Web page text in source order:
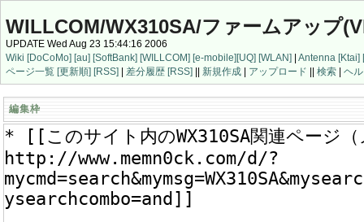
WILLCOM/WX310SA/ファームアップ
UPDATE Wed Aug 23 15:44:16 2006
Wiki [DoCoMo] [au] [SoftBank] [WILLCOM] [e-mobile][UQ] [WLAN] | Antenna [Ktai]
ページ一覧 [更新順] [RSS] | 差分履歴 [RSS] || 新規作成 | アップロード || 検索 | ヘ
編集枠